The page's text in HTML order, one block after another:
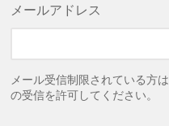
メールアドレス
メール受信制限されている方
の受信を許可してください。